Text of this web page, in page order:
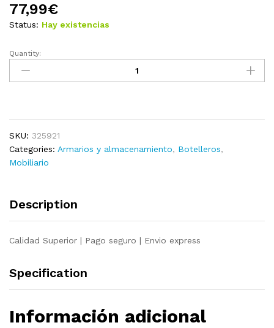
77,99€
Status: Hay existencias
Botellero
para
48
quantity
Quantity:
SKU: 325921
Categories: Armarios y almacenamiento, Botelleros,
Mobiliario
Description
Calidad Superior | Pago seguro | Envio express
Specification
Información adicional